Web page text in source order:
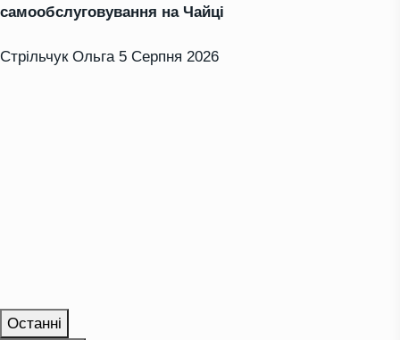
самообслуговування на Чайці
Стрільчук Ольга 5 Серпня 2026
Останні